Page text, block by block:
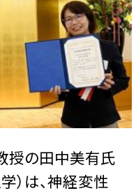
授の田中美有氏
）は、神経変性